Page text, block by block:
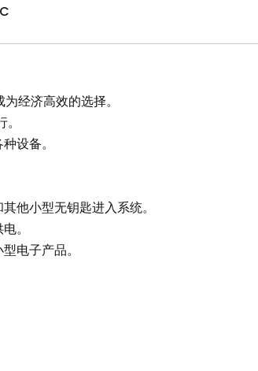
经济高效的选择。
设备。
他小型无钥匙进入系统。
。
电子产品。